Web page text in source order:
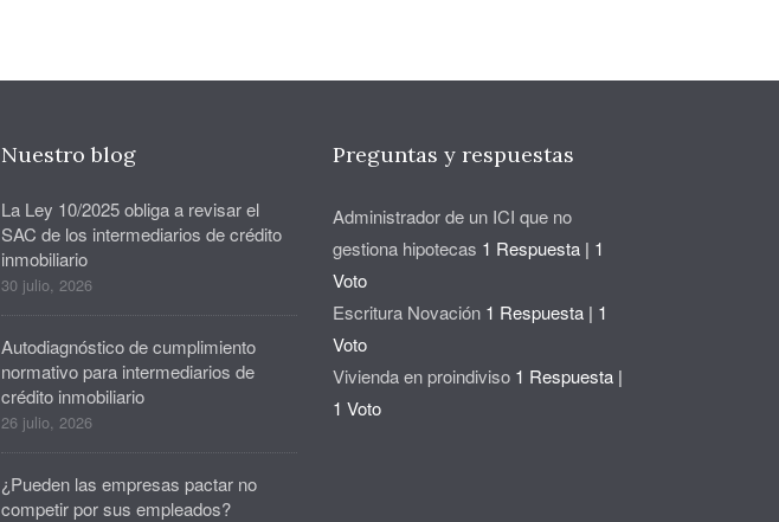
Nuestro blog
La Ley 10/2025 obliga a revisar el
SAC de los intermediarios de crédito
inmobiliario
30 julio, 2026
Autodiagnóstico de cumplimiento
normativo para intermediarios de
crédito inmobiliario
26 julio, 2026
¿Pueden las empresas pactar no
competir por sus empleados?
Preguntas y respuestas
Administrador de un ICI que no
gestiona hipotecas 1 Respuesta | 1
Voto
Escritura Novación 1 Respuesta | 1
Voto
Vivienda en proindiviso 1 Respuesta |
1 Voto